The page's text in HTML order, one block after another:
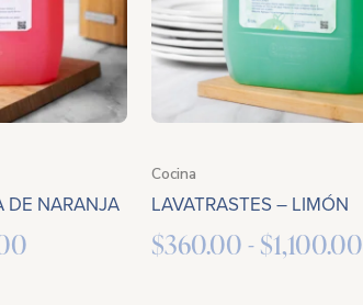
DE NARANJA
$1,100.00
Cocina
LAVATRASTES – LIMÓN
$360.00- $1,100.00